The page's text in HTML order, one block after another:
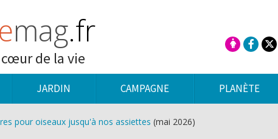
pour oiseaux jusqu'à nos assiettes (mai 2026)
emag.fr
cœur de la vie
JARDIN CAMPAGNE PLANÈTE